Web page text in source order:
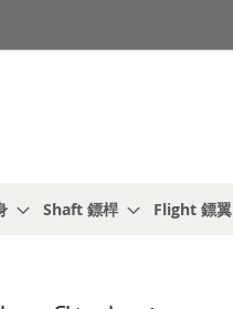
Shaft 鏢桿 Flight 鏢翼